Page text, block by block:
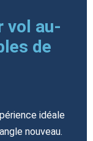
vol au-
de
idéale
nouveau.